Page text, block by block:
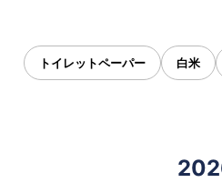
トイレットペーパー 白米